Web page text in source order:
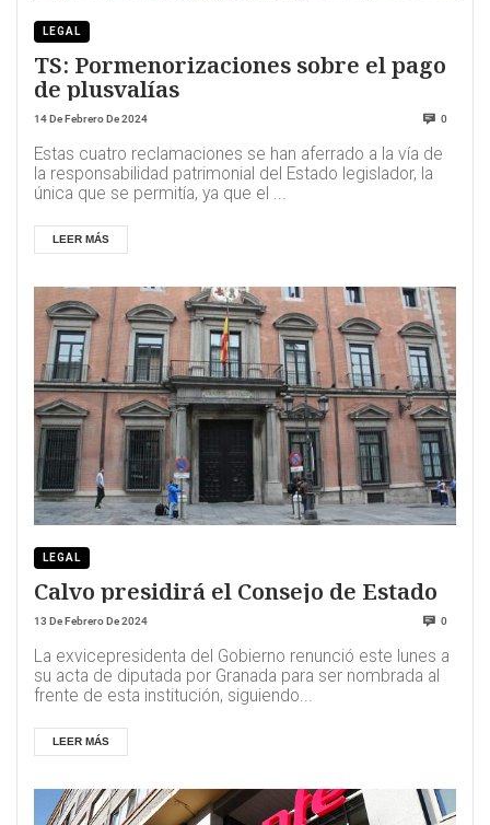
LEGAL
TS: Pormenorizaciones sobre el pago
de plusvalías
14 De Febrero De 2024 0
Estas cuatro reclamaciones se han aferrado a la vía de
la responsabilidad patrimonial del Estado legislador, la
única que se permitía, ya que el ...
LEER MÁS
LEGAL
Calvo presidirá el Consejo de Estado
13 De Febrero De 2024 0
La exvicepresidenta del Gobierno renunció este lunes a
su acta de diputada por Granada para ser nombrada al
frente de esta institución, siguiendo...
LEER MÁS